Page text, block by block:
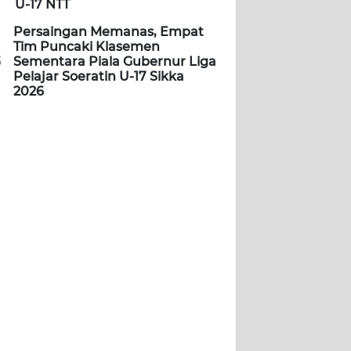
U-17 NTT
Persaingan Memanas, Empat
Tim Puncaki Klasemen
Sementara Piala Gubernur Liga
Pelajar Soeratin U-17 Sikka
2026